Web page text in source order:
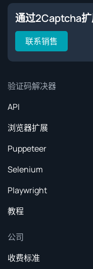
通过2Captcha
联系销售
验证码解决器
API
浏览器扩展
Puppeteer
Selenium
Playwright
教程
公司
收费标准